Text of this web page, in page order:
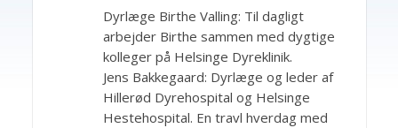
Dyrlæge Birthe Valling: Til dagligt
arbejder Birthe sammen med dygtige
kolleger på Helsinge Dyreklinik.
Jens Bakkegaard: Dyrlæge og leder af
Hillerød Dyrehospital og Helsinge
Hestehospital. En travl hverdag med